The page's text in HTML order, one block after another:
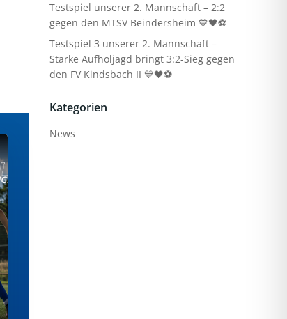
Testspiel unserer 2. Mannschaft – 2:2
gegen den MTSV Beindersheim 💙🖤⚽
Testspiel 3 unserer 2. Mannschaft –
Starke Aufholjagd bringt 3:2-Sieg gegen
den FV Kindsbach II 💙🖤⚽
Kategorien
News